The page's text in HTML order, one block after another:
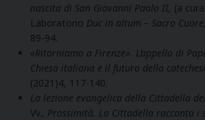
nascita di San Giovanni Paolo II, (a
Laboratorio Duc in altum – Sacro Cuore,
89-94.
«Ritorniamo a Firenze». L’appello di
Chiesa italiana e il futuro della catechesi
(2021)4, 117-140.
La lezione evangelica della Cittadella
Vv., Prossimità. La Cittadella racconta i